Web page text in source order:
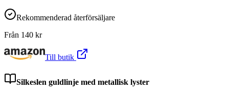
Rekommenderad återförsäljare
Från 140 kr
Till butik
Silkeslen guldlinje med metallisk lyster